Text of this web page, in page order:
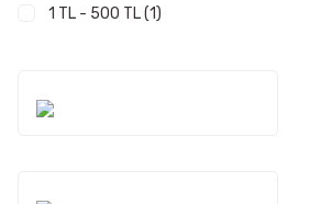
NSK (Japonya) (2)
1 TL - 500 TL (1)